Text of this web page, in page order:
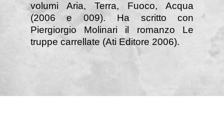
volumi Aria, Terra, Fuoco, Acqua
(2006 e 009). Ha scritto con
Piergiorgio Molinari il romanzo Le
truppe carrellate (Ati Editore 2006).